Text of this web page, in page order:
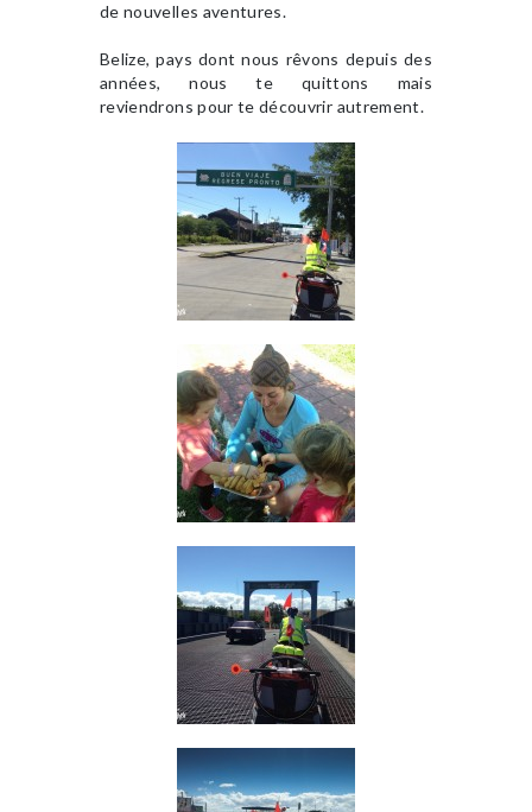
de nouvelles aventures.
Belize, pays dont nous rêvons depuis des
années, nous te quittons mais
reviendrons pour te découvrir autrement.